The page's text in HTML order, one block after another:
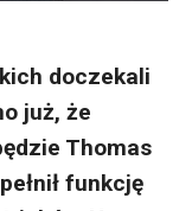
doczekali
już, że
Thomas
funkcję